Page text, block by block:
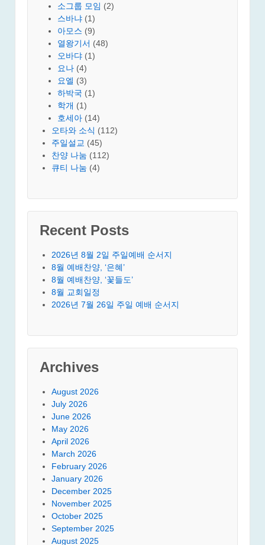
소그룹 모임 (2)
스바냐 (1)
아모스 (9)
열왕기서 (48)
오바댜 (1)
요나 (4)
요엘 (3)
하박국 (1)
학개 (1)
호세아 (14)
오타와 소식 (112)
주일설교 (45)
찬양 나눔 (112)
큐티 나눔 (4)
Recent Posts
2026년 8월 2일 주일예배 순서지
8월 예배찬양, ‘은혜’
8월 예배찬양, ‘꽃들도’
8월 교회일정
2026년 7월 26일 주일 예배 순서지
Archives
August 2026
July 2026
June 2026
May 2026
April 2026
March 2026
February 2026
January 2026
December 2025
November 2025
October 2025
September 2025
August 2025